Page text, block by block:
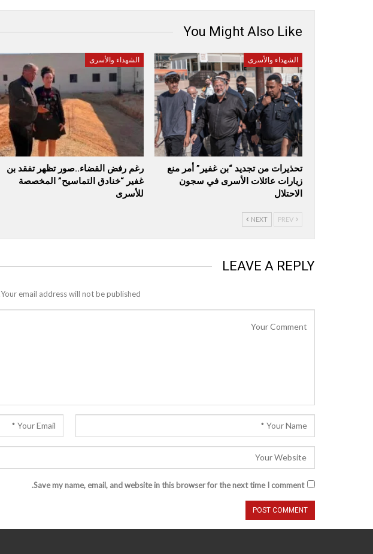
You Might Also Like
الشهداء والأسرى
تحذيرات من تجديد “بن غفير” أمر منع
زيارات عائلات الأسرى في سجون
الاحتلال
الشهداء والأسرى
رغم رفض القضاء..صور تظهر تفقد بن
غفير “خنادق التماسيح” المخصصة
للأسرى
NEXT
LEAVE A REPLY
Your email address will not be published.
Save my name, email, and website in this browser for the next time I comment.